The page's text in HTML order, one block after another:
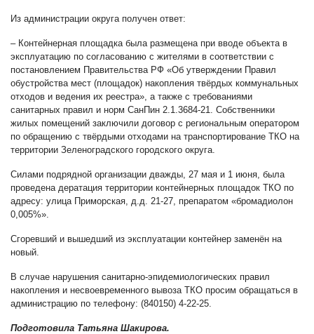
Из администрации округа получен ответ:
– Контейнерная площадка была размещена при вводе объекта в
эксплуатацию по согласованию с жителями в соответствии с
постановлением Правительства РФ «Об утверждении Правил
обустройства мест (площадок) накопления твёрдых коммунальных
отходов и ведения их реестра», а также с требованиями
санитарных правил и норм СанПин 2.1.3684-21. Собственники
жилых помещений заключили договор с региональным оператором
по обращению с твёрдыми отходами на транспортирование ТКО на
территории Зеленоградского городского округа.
Силами подрядной организации дважды, 27 мая и 1 июня, была
проведена дератация территории контейнерных площадок ТКО по
адресу: улица Приморская, д.д. 21-27, препаратом «бромадиолон
0,005%».
Сгоревший и вышедший из эксплуатации контейнер заменён на
новый.
В случае нарушения санитарно-эпидемиологических правил
накопления и несвоевременного вывоза ТКО просим обращаться в
администрацию по телефону: (840150) 4-22-25.
Подготовила Татьяна Шакирова.